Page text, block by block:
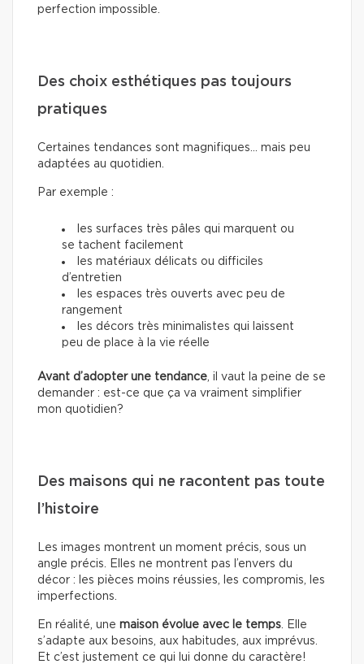
perfection impossible.
Des choix esthétiques pas toujours
pratiques
Certaines tendances sont magnifiques… mais peu
adaptées au quotidien.
Par exemple :
les surfaces très pâles qui marquent ou
se tachent facilement
les matériaux délicats ou difficiles
d’entretien
les espaces très ouverts avec peu de
rangement
les décors très minimalistes qui laissent
peu de place à la vie réelle
Avant d’adopter une tendance , il vaut la peine de se
demander : est-ce que ça va vraiment simplifier
mon quotidien?
Des maisons qui ne racontent pas toute
l’histoire
Les images montrent un moment précis, sous un
angle précis. Elles ne montrent pas l’envers du
décor : les pièces moins réussies, les compromis, les
imperfections.
En réalité, une maison évolue avec le temps . Elle
s’adapte aux besoins, aux habitudes, aux imprévus.
Et c’est justement ce qui lui donne du caractère!